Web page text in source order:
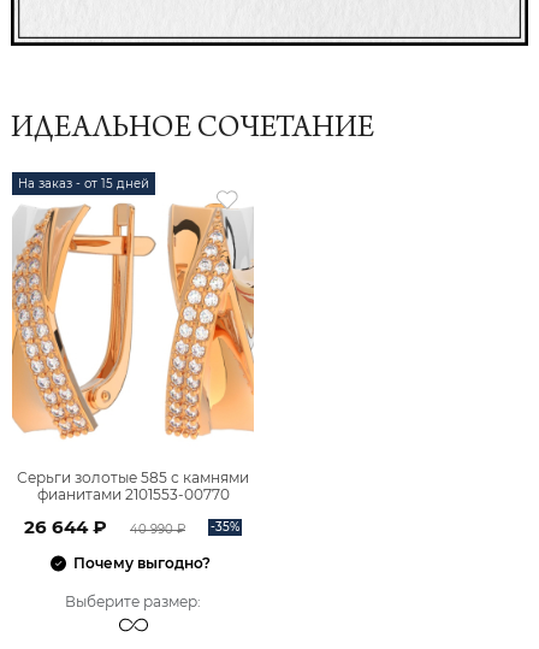
ИДЕАЛЬНОЕ СОЧЕТАНИЕ
На заказ - от 15 дней
Серьги золотые 585 с камнями
фианитами 2101553-00770
26 644 ₽ 40 990 ₽ -35%
Почему выгодно?
Выберите размер: